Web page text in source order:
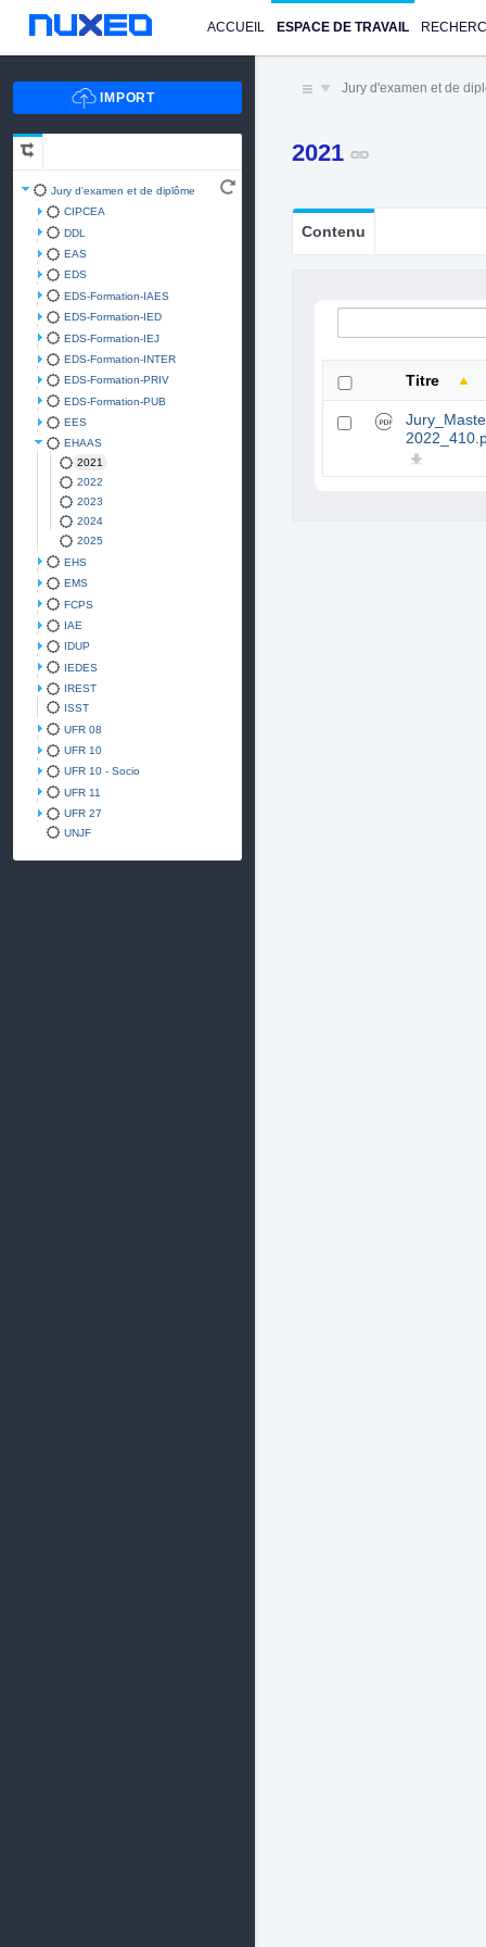
ACCUEIL ESPACE DE TRAVAIL
Jury d'examen et de diplôme
CIPCEA
DDL
EAS
EDS
EDS-Formation-IAES
EDS-Formation-IED
EDS-Formation-IEJ
EDS-Formation-INTER
EDS-Formation-PRIV
EDS-Formation-PUB
EES
EHAAS
2021
2022
2023
2024
2025
EHS
EMS
FCPS
IAE
IDUP
IEDES
IREST
ISST
UFR 08
UFR 10
UFR 10 - Socio
UFR 11
UFR 27
UNJF
Jury d'examen et de
2021
Contenu
Titre